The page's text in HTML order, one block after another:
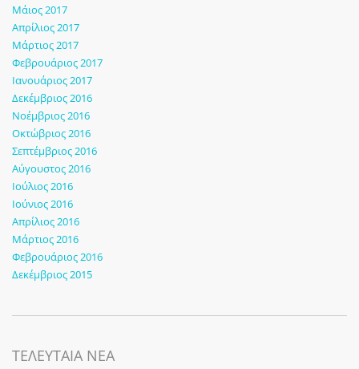
Μάιος 2017
Απρίλιος 2017
Μάρτιος 2017
Φεβρουάριος 2017
Ιανουάριος 2017
Δεκέμβριος 2016
Νοέμβριος 2016
Οκτώβριος 2016
Σεπτέμβριος 2016
Αύγουστος 2016
Ιούλιος 2016
Ιούνιος 2016
Απρίλιος 2016
Μάρτιος 2016
Φεβρουάριος 2016
Δεκέμβριος 2015
ΤΕΛΕΥΤΑΙΑ ΝΕΑ